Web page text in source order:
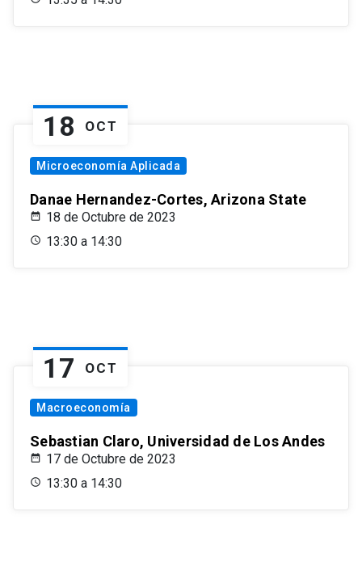
18 OCT
Microeconomía Aplicada
Danae Hernandez-Cortes, Arizona State
18 de Octubre de 2023
13:30 a 14:30
17 OCT
Macroeconomía
Sebastian Claro, Universidad de Los Andes
17 de Octubre de 2023
13:30 a 14:30